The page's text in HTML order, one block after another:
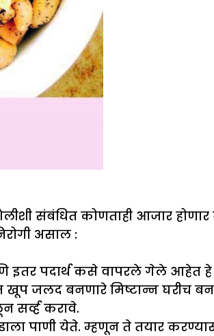
संबंधित कोणताही आजार होणार
असाल :
इतर पदार्थ कसे वापरले गेले आहेत हे
जलद बनणारे मिष्टान्न घरीच
सर्व्ह करावे.
पाणी येते. म्हणून ते तयार